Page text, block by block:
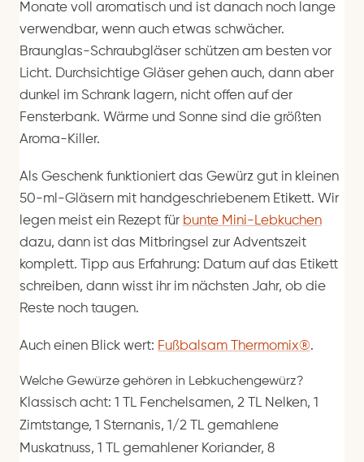
Monate voll aromatisch und ist danach noch lange
verwendbar, wenn auch etwas schwächer.
Braunglas-Schraubgläser schützen am besten vor
Licht. Durchsichtige Gläser gehen auch, dann aber
dunkel im Schrank lagern, nicht offen auf der
Fensterbank. Wärme und Sonne sind die größten
Aroma-Killer.
Als Geschenk funktioniert das Gewürz gut in kleinen
50-ml-Gläsern mit handgeschriebenem Etikett. Wir
legen meist ein Rezept für bunte Mini-Lebkuchen
dazu, dann ist das Mitbringsel zur Adventszeit
komplett. Tipp aus Erfahrung: Datum auf das Etikett
schreiben, dann wisst ihr im nächsten Jahr, ob die
Reste noch taugen.
Auch einen Blick wert: Fußbalsam Thermomix®.
Welche Gewürze gehören in Lebkuchengewürz?
Klassisch acht: 1 TL Fenchelsamen, 2 TL Nelken, 1
Zimtstange, 1 Sternanis, 1/2 TL gemahlene
Muskatnuss, 1 TL gemahlener Koriander, 8